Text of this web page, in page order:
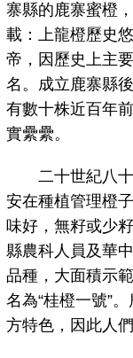
寨縣的鹿寨蜜橙
載：上龍橙歷史
帝，因歷史上主
名。成立鹿寨縣
有數十株近百年
實纍纍。
二十世紀八十
安在種植管理橙
味好，無籽或少
縣農科人員及華
品種，大面積示
名為“桂橙一號”
方特色，因此人們